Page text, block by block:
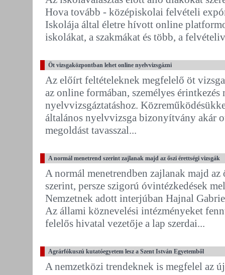
Hova tovább - középiskolai felvételi
Iskolája által életre hívott online
iskolákat, a szakmákat és több, a
Öt vizsgaközpontban lehet online nyelvvizsgázni
Az előírt feltételeknek megfelelő öt
az online formában, személyes érintkezés
nyelvvizsgáztatáshoz.
általános nyelvvizsga bizonyítvány akár
megoldást tavasszal...
A normál menetrend szerint zajlanak majd az őszi érettségi vizsgák
A normál menetrendben zajlanak majd
szerint, persze szigorú óvintézkedések
Nemzetnek adott interjúban Hajnal
Az állami köznevelési intézményeket
felelős hivatal vezetője a lap szerdai...
Agrárfókuszú kutatóegyetem lesz a Szent István Egyetemből
A nemzetközi trendeknek is megfelel az